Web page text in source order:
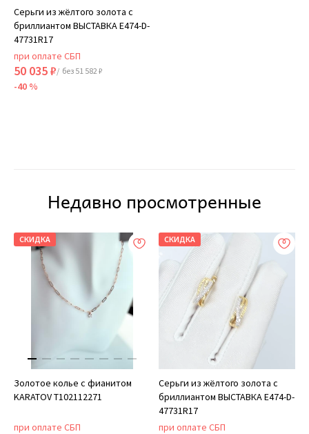
Серьги из жёлтого золота с
бриллиантом ВЫСТАВКА E474-D-
47731R17
при оплате СБП
50 035 ₽/ без 51 582 ₽
-40 %
Недавно просмотренные
СКИДКА
Золотое колье с фианитом
KARATOV Т102112271
при оплате СБП
СКИДКА
Серьги из жёлтого золота с
бриллиантом ВЫСТАВКА E474-D-
47731R17
при оплате СБП